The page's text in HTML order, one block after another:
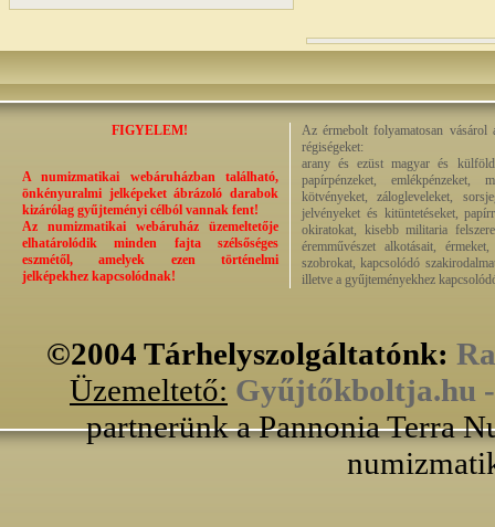
FIGYELEM!
A numizmatikai webáruházban található,
önkényuralmi jelképeket ábrázoló darabok
kizárólag gyűjteményi célból vannak fent!
Az numizmatikai webáruház üzemeltetője
elhatárolódik minden fajta szélsőséges
eszmétől, amelyek ezen történelmi
jelképekhez kapcsolódnak!
Az érmebolt folyamatosan vásárol
régiségeket:
arany és ezüst magyar és
papírpénzeket, emlékpénzeket,
kötvényeket, zálogleveleket,
jelvényeket és kitüntetéseket,
okiratokat, kisebb militaria
éremművészet alkotásait,
szobrokat, kapcsolódó
illetve a gyűjteményekhez
©2004 Tárhelyszolgáltatónk:
Üzemeltető: Gyűjtőkboltja.hu -
partnerünk a Pannonia Terra